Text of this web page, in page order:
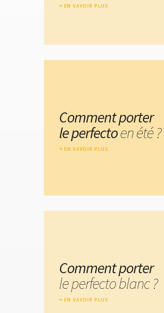
EN SAVOIR PLUS
Comment porter
le perfectoen été ?
EN SAVOIR PLUS
Comment porter
le perfecto blanc ?
EN SAVOIR PLUS